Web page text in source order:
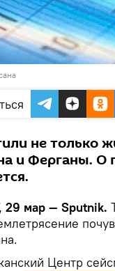
не только
и Ферганы. О
мар — Sputnik.
Центр